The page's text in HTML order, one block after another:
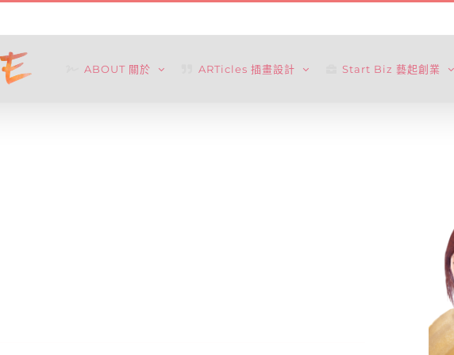
ABOUT 關於 ARTicles 插畫設計 Start Biz 藝起創業